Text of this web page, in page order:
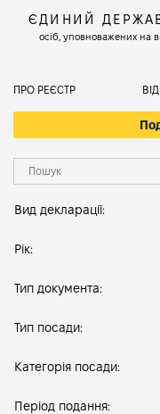
ЄДИНИЙ
осіб, уповноважених на
ПРО РЕЄСТР
Вид декларації:
Рік:
Тип документа:
Тип посади:
Категорія посади:
Період подання: